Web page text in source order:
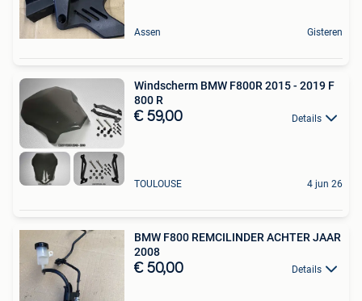
Assen Gisteren
Windscherm BMW F800R 2015 - 2019 F
800 R
€ 59,00 Details
TOULOUSE 4 jun 26
BMW F800 REMCILINDER ACHTER JAAR
2008
€ 50,00 Details